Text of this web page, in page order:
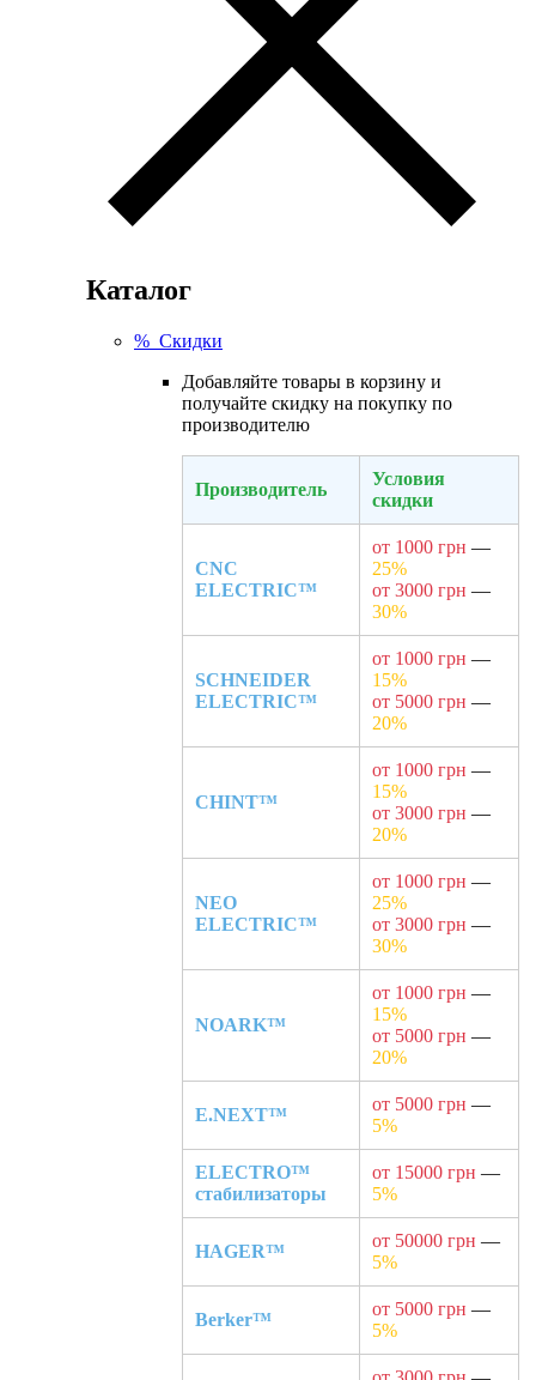
Каталог
% Скидки
Добавляйте товары в корзину и
получайте скидку на покупку по
производителю
Производитель
Условия
скидки
CNC
ELECTRIC™
от 1000 грн —
25%
от 3000 грн —
30%
SCHNEIDER
ELECTRIC™
от 1000 грн —
15%
от 5000 грн —
20%
CHINT™
от 1000 грн —
15%
от 3000 грн —
20%
NEO
ELECTRIC™
от 1000 грн —
25%
от 3000 грн —
30%
NOARK™
от 1000 грн —
15%
от 5000 грн —
20%
E.NEXT™
от 5000 грн —
5%
ELECTRO™
стабилизаторы
от 15000 грн —
5%
HAGER™
от 50000 грн —
5%
Berker™
от 5000 грн —
5%